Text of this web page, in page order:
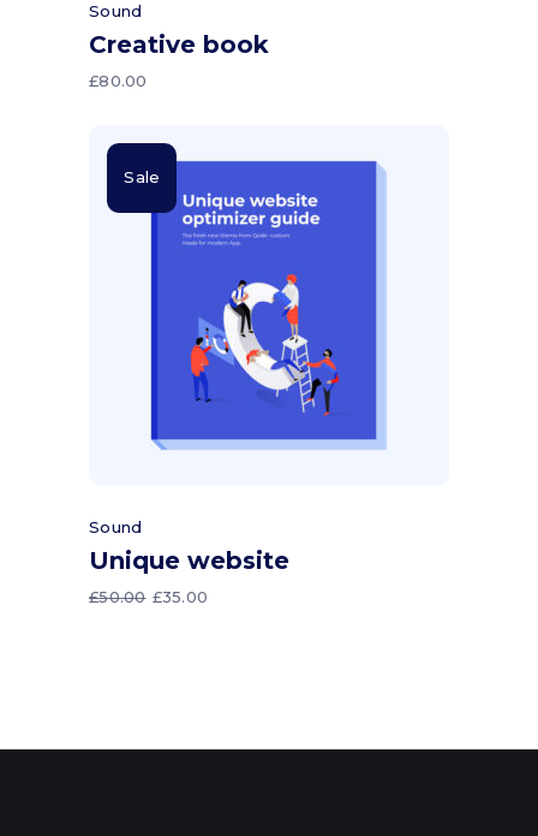
Sound
Creative book
£80.00
Sale
Aggiungi al carrello
Sound
Unique website
£50.00 £35.00